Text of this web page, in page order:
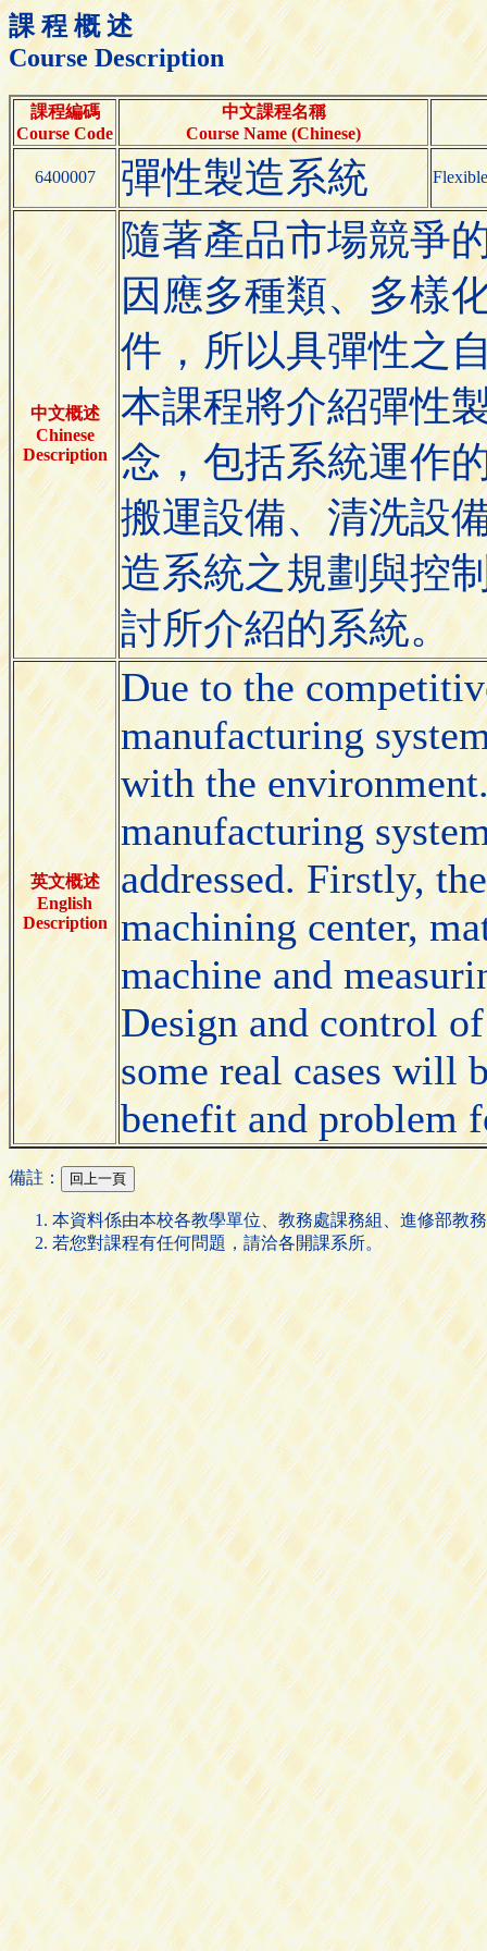
課 程 概 述
Course Description
課程編碼
Course Code
中文課程名稱
Course Name (Chinese)
6400007 彈性製造系統
中文概述
Chinese
Description
隨著產品市場競爭
因應多種類、多樣
件，所以具彈性之
本課程將介紹彈性
念，包括系統運作
搬運設備、清洗設
造系統之規劃與控
討所介紹的系統。
英文概述
English
Description
Due to the
manufacturing
with the
manufacturing
addressed. Firstly,
machining center,
machine and
Design and control
some real cases will
benefit and problem
備註：
本資料係由本校各教學單位、教務處課務組、進修部教
若您對課程有任何問題，請洽各開課系所。